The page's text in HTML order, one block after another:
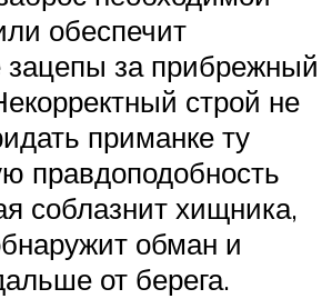
обеспечит
зацепы за прибрежный
строй не
приманке ту
правдоподобность
соблазнит хищника,
обман и
от берега.